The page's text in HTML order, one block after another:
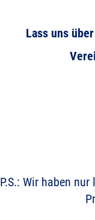
Lass uns
P.S.: Wir haben